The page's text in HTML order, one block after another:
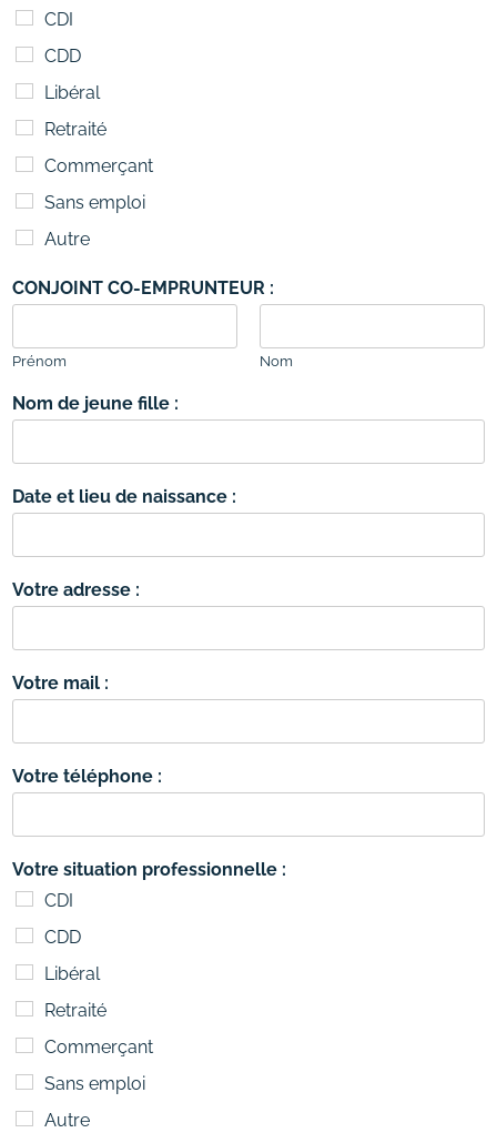
CDI
CDD
Libéral
Retraité
Commerçant
Sans emploi
Autre
CONJOINT CO-EMPRUNTEUR :
Prénom Nom
Nom de jeune fille :
Date et lieu de naissance :
Votre adresse :
Votre mail :
Votre téléphone :
Votre situation professionnelle :
CDI
CDD
Libéral
Retraité
Commerçant
Sans emploi
Autre